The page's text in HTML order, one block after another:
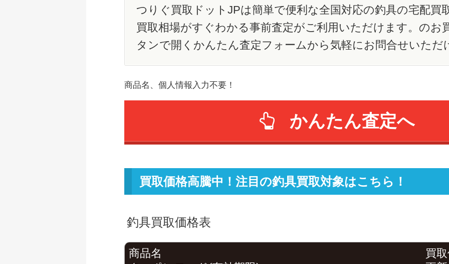
つりぐ買取ドットJPは簡単で便利な全国対応の釣具の宅配買
買取相場がすぐわかる事前査定がご利用いただけます。のお
タンで開くかんたん査定フォームから気軽にお問合せいただ
商品名、個人情報入力不要！
かんたん査定へ
買取価格高騰中！注目の釣具買取対象はこちら！
釣具買取価格表
商品名
買